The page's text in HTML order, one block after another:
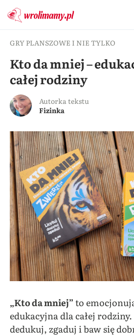
GRY PLANSZOWE I NIE TYLKO
Kto da mniej –
całej rodziny
Autorka tekstu
Fizinka
„Kto da mniej”to
edukacyjna dla całej
dedukuj, zgaduj i baw się